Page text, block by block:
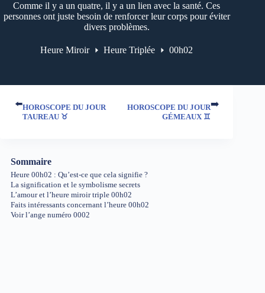
Comme il y a un quatre, il y a un lien avec la santé. Ces
personnes ont juste besoin de renforcer leur corps pour éviter
divers problèmes.
Heure Miroir Heure Triplée 00h02
⬅️HOROSCOPE DU JOUR
TAUREAU ♉
HOROSCOPE DU JOUR
GÉMEAUX ♊
➡️
Sommaire
Heure 00h02 : Qu’est-ce que cela signifie ?
La signification et le symbolisme secrets
L’amour et l’heure miroir triple 00h02
Faits intéressants concernant l’heure 00h02
Voir l’ange numéro 0002